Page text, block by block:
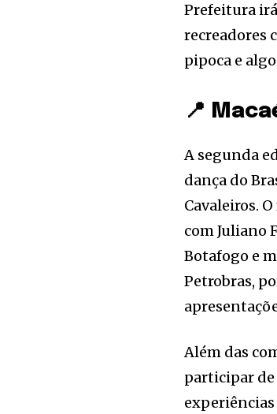
Prefeitura
recreadores
pipoca e
📍
A segunda
dança do
Cavaleiros.
com Juliano
Botafogo e
Petrobras,
Além das
participar de